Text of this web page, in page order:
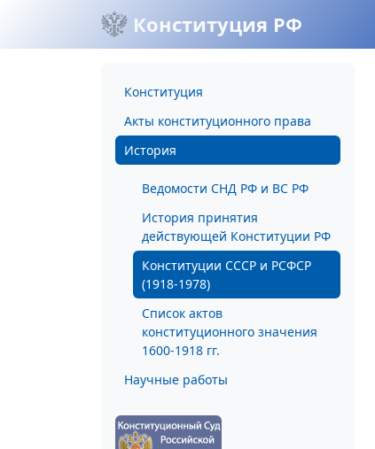
Конституция РФ
Конституция
Акты конституционного права
История
Ведомости СНД РФ и ВС РФ
История принятия
действующей Конституции РФ
Конституции СССР и РСФСР
(1918-1978)
Список актов
конституционного значения
1600-1918 гг.
Научные работы